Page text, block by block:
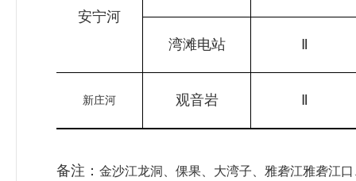
安宁河
湾滩电站
新庄河 观音岩
备注： 金沙江龙洞、倮果、大湾子、雅砻江雅砻江